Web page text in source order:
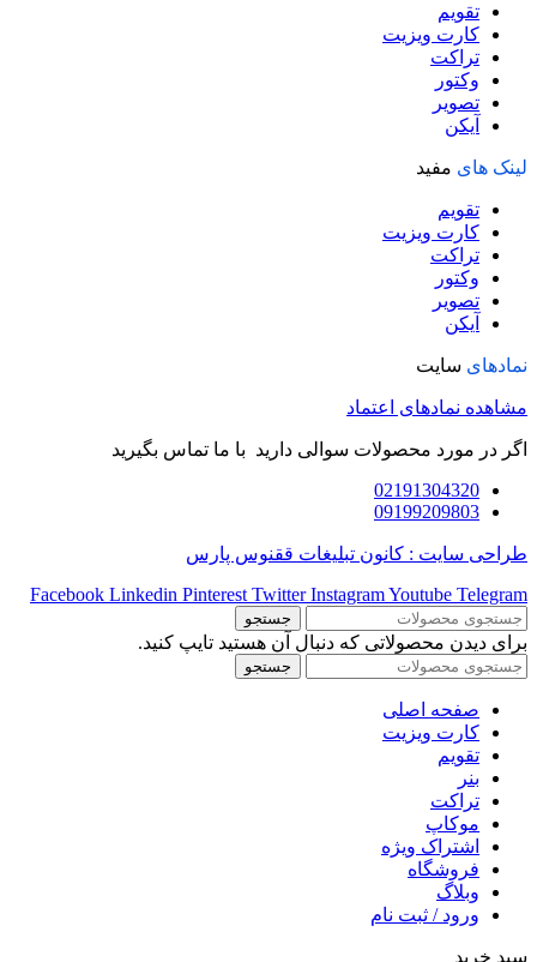
تقویم
کارت ویزیت
تراکت
وکتور
تصویر
آیکن
لینک های مفید
تقویم
کارت ویزیت
تراکت
وکتور
تصویر
آیکن
نمادهای سایت
مشاهده نمادهای اعتماد
اگر در مورد محصولات سوالی دارید با ما تماس بگیرید
02191304320
09199209803
طراحی سایت : کانون تبلیغات ققنوس پارس
Facebook Linkedin Pinterest Twitter InstagramYoutube Telegram
جستجو
برای دیدن محصولاتی که دنبال آن هستید تایپ کنید.
جستجو
صفحه اصلی
کارت ویزیت
تقویم
بنر
تراکت
موکاپ
اشتراک ویژه
فروشگاه
وبلاگ
ورود / ثبت نام
سبد خرید